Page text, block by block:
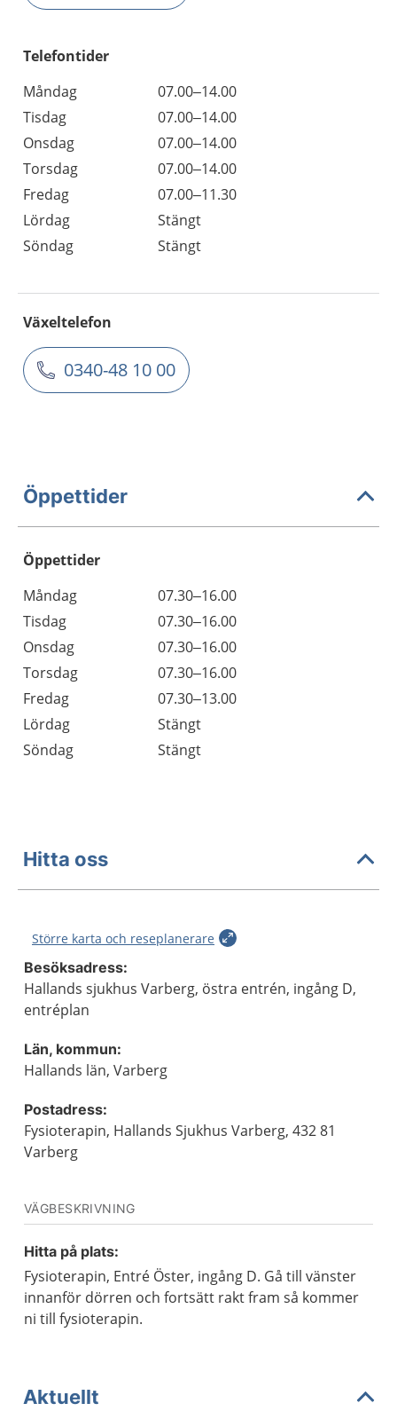
Telefontider
Måndag
07.00–14.00
Tisdag
07.00–14.00
Onsdag
07.00–14.00
Torsdag
07.00–14.00
Fredag
07.00–11.30
Lördag
Stängt
Söndag
Stängt
Växeltelefon
0340-48 10 00
Öppettider
Öppettider
Dag
Öppettider
Kommentarer
Måndag
07.30–16.00
Tisdag
07.30–16.00
Onsdag
07.30–16.00
Torsdag
07.30–16.00
Fredag
07.30–13.00
Lördag
Stängt
Söndag
Stängt
Hitta oss
Större karta och reseplanerare
Besöksadress:
Hallands sjukhus Varberg, östra entrén, ingång D,
entréplan
Län, kommun:
Hallands län, Varberg
Postadress:
Fysioterapin, Hallands Sjukhus Varberg, 432 81
Varberg
VÄGBESKRIVNING
Hitta på plats:
Fysioterapin, Entré Öster, ingång D. Gå till vänster
innanför dörren och fortsätt rakt fram så kommer
ni till fysioterapin.
Aktuellt